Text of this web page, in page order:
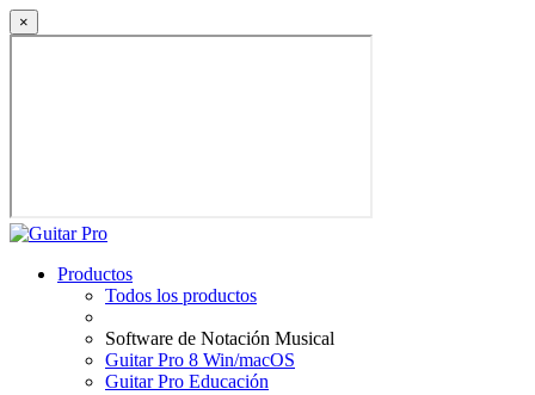
×
Productos
Todos los productos
Software de Notación Musical
Guitar Pro 8 Win/macOS
Guitar Pro Educación